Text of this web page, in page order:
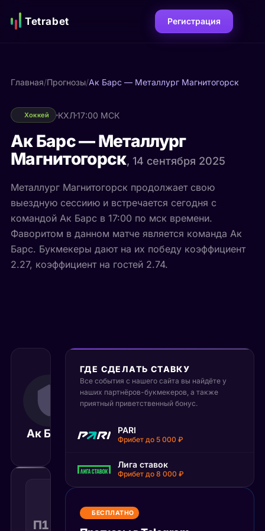
Tetrabet Регистрация
Главная/Прогнозы/Ак Барс — Металлург Магнитогорск
Хоккей КХЛ17:00 МСК
Ак Барс — Металлург
Магнитогорск, 14 сентября 2025
Металлург Магнитогорск продолжает свою
выездную сессиию и встречается сегодня с
командой Ак Барс в 17:00 по мск времени.
Фаворитом в данном матче является команда Ак
Барс. Букмекеры дают на их победу коэффициент
2.27, коэффициент на гостей 2.74.
Ак Барс
14 сентября 2025
17:00
МСК
Матч завершён
П1 с ОТ
Победа
с
учетом
ГДЕ СДЕЛАТЬ СТАВКУ
Все события с нашего сайта вы найдёте у
наших партнёров-букмекеров, а также
приятный приветственный бонус.
PARI
Фрибет до 5 000 ₽
Лига ставок
Фрибет до 8 000 ₽
БЕСПЛАТНО